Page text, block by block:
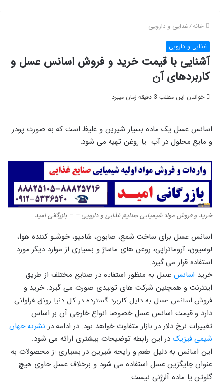
خانه/غذایی و دارویی
غذایی و دارویی
آشنایی با قیمت خرید و فروش اسانس عسل و
کاربردهای آن
خواندن این مطلب 3 دقیقه زمان میبرد
اسانس عسل یک ماده بسیار شیرین و غلیظ است که به صورت پودر
و مایع محلول در آب یا روغن تهیه می شود.
خرید و فروش مواد شیمیایی صنایع غذایی و دارویی – – بازرگانی امید
اسانس عسل برای ساخت شمع، صابون، شامپو، خوشبو کننده هوا،
لوسیون، آروماتراپی، روغن های ماساژ و بسیاری از موارد دیگر مورد
استفاده قرار می گیرد.
خرید اسانس عسل به منظور استفاده در صنایع مختلف از طریق
اینترنت و همچنین شرکت های تولیدی صورت می گیرد. خرید و
فروش اسانس عسل به دلیل کاربرد گسترده در کل دنیا رونق فراوانی
دارد و قیمت اسانس عسل خصوصا انواع خارجی آن بر اساس
تغییرات نرخ دلار در بازار متفاوت خواهد بود. در ادامه در نشریه جهان
شیمی فیزیک در این رابطه توضیحات بیشتری ارائه می شود.
این اسانس به دلیل طعم و رایحه شیرین در بسیاری از محصولات به
عنوان جایگزین عسل استفاده می شود و برخلاف عسل حاوی هیچ
گلوتن یا ماده آلرژنی نیست.